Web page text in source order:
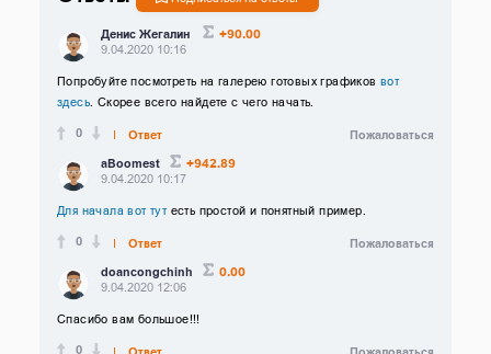
Денис Жегалин +90.00
9.04.2020 10:16
Попробуйте посмотреть на галерею готовых графиков вот
здесь. Скорее всего найдете с чего начать.
0
Ответ
Пожаловаться
aBoomest
+942.89
9.04.2020 10:17
Для начала вот тутесть простой и понятный пример.
0
Ответ
Пожаловаться
doancongchinh
0.00
9.04.2020 12:06
Спасибо вам большое!!!
0